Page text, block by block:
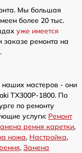
Мы большая
более 20 тыс.
уже имеется
заказе ремонта на
мастеров - они
TX300P-1800. По
по ремонту
услуги: Ремонт
ремня каретки,
ножа, Настройка,
, Замена